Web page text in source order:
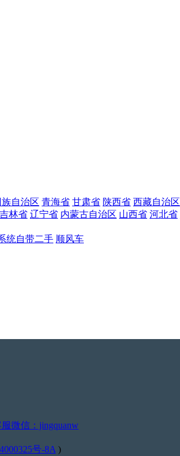
自治区 青海省 甘肃省 陕西省 西藏自治区
吉林省 辽宁省 内蒙古自治区 山西省 河北省
统自带二手 顺风车
微信：jingquanw
号-8A )